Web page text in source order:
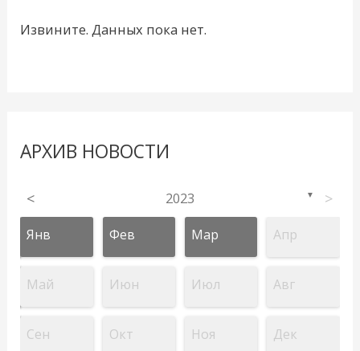
Извините. Данных пока нет.
АРХИВ НОВОСТИ
< 2023 ▼ >
Янв Фев Мар Апр
Май Июн Июл Авг
Сен Окт Ноя Дек